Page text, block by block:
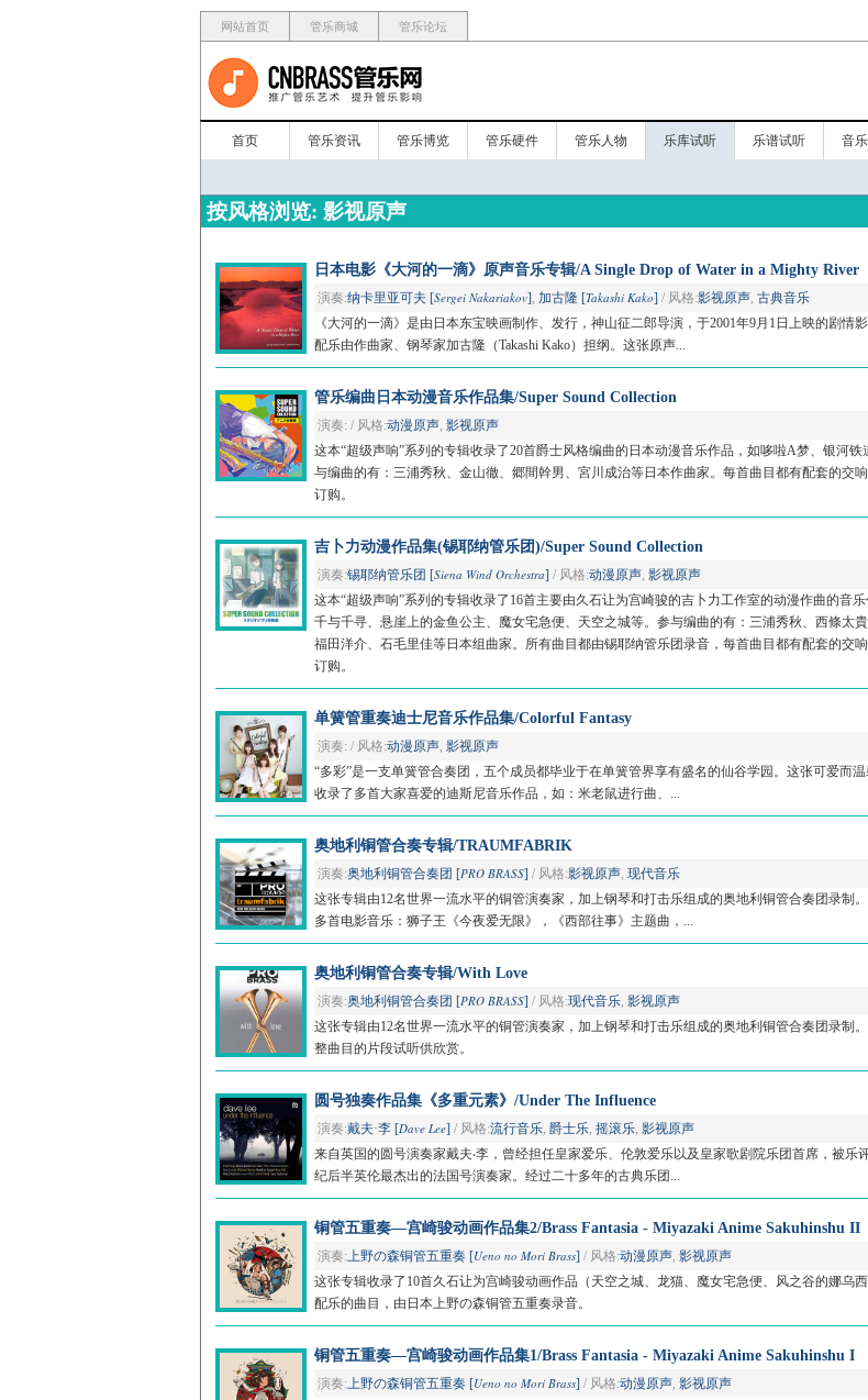
网站首页 管乐商城 管乐论坛
首页 管乐资讯 管乐博览 管乐硬件 管乐人物 乐库试听 乐谱试听 音
按风格浏览: 影视原声
日本电影《大河的一滴》原声音乐专辑/A Single Drop of Water in a Mighty River
演奏:纳卡里亚可夫 [Sergei Nakariakov], 加古隆 [Takashi Kako] / 风格:影视原声, 古典音乐
《大河的一滴》是由日本东宝映画制作、发行，神山征二郎导演，于2001年9月1日上映的剧情
配乐由作曲家、钢琴家加古隆（Takashi Kako）担纲。这张原声...
管乐编曲日本动漫音乐作品集/Super Sound Collection
演奏: / 风格:动漫原声, 影视原声
这本“超级声响”系列的专辑收录了20首爵士风格编曲的日本动漫音乐作品，如哆啦A梦、银河铁
与编曲的有：三浦秀秋、金山徹、郷間幹男、宮川成治等日本作曲家。每首曲目都有配套的交
订购。
吉卜力动漫作品集(锡耶纳管乐团)/Super Sound Collection
演奏:锡耶纳管乐团 [Siena Wind Orchestra] / 风格:动漫原声, 影视原声
这本“超级声响”系列的专辑收录了16首主要由久石让为宫崎骏的吉卜力工作室的动漫作曲的音乐
千与千寻、悬崖上的金鱼公主、魔女宅急便、天空之城等。参与编曲的有：三浦秀秋、西條太貴
福田洋介、石毛里佳等日本组曲家。所有曲目都由锡耶纳管乐团录音，每首曲目都有配套的交
订购。
单簧管重奏迪士尼音乐作品集/Colorful Fantasy
演奏: / 风格:动漫原声, 影视原声
“多彩”是一支单簧管合奏团，五个成员都毕业于在单簧管界享有盛名的仙谷学园。这张可爱而
收录了多首大家喜爱的迪斯尼音乐作品，如：米老鼠进行曲、...
奥地利铜管合奏专辑/TRAUMFABRIK
演奏:奥地利铜管合奏团 [PRO BRASS] / 风格:影视原声, 现代音乐
这张专辑由12名世界一流水平的铜管演奏家，加上钢琴和打击乐组成的奥地利铜管合奏团录制
多首电影音乐：狮子王《今夜爱无限》，《西部往事》主题曲，...
奥地利铜管合奏专辑/With Love
演奏:奥地利铜管合奏团 [PRO BRASS] / 风格:现代音乐, 影视原声
这张专辑由12名世界一流水平的铜管演奏家，加上钢琴和打击乐组成的奥地利铜管合奏团录制
整曲目的片段试听供欣赏。
圆号独奏作品集《多重元素》/Under The Influence
演奏:戴夫·李 [Dave Lee] / 风格:流行音乐, 爵士乐, 摇滚乐, 影视原声
来自英国的圆号演奏家戴夫‧李，曾经担任皇家爱乐、伦敦爱乐以及皇家歌剧院乐团首席，被乐
纪后半英伦最杰出的法国号演奏家。经过二十多年的古典乐团...
铜管五重奏—宫崎骏动画作品集2/Brass Fantasia - Miyazaki Anime Sakuhinshu II
演奏:上野の森铜管五重奏 [Ueno no Mori Brass] / 风格:动漫原声, 影视原声
这张专辑收录了10首久石让为宫崎骏动画作品（天空之城、龙猫、魔女宅急便、风之谷的娜乌西
配乐的曲目，由日本上野の森铜管五重奏录音。
铜管五重奏—宫崎骏动画作品集1/Brass Fantasia - Miyazaki Anime Sakuhinshu I
演奏:上野の森铜管五重奏 [Ueno no Mori Brass] / 风格:动漫原声, 影视原声